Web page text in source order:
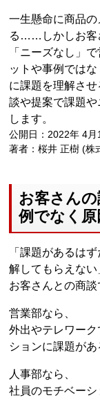
一生懸命に商品
る……しかしお客
「ニーズなし」
ットや事例では
に課題を理解さ
談や提案で課題
します。
公開日：2022年 4月
著者：桜井 正樹 (株
お客さん
例でなく
「課題があるは
解してもらえない
お客さんとの商
営業部なら、
外出やテレワー
ションに課題があ
人事部なら、
社員のモチベー